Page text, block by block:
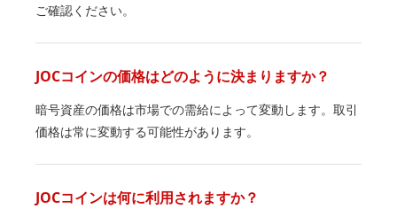
ご確認ください。
JOCコインの価格はどのように決まりますか？
暗号資産の価格は市場での需給によって変動します。取引
価格は常に変動する可能性があります。
JOCコインは何に利用されますか？